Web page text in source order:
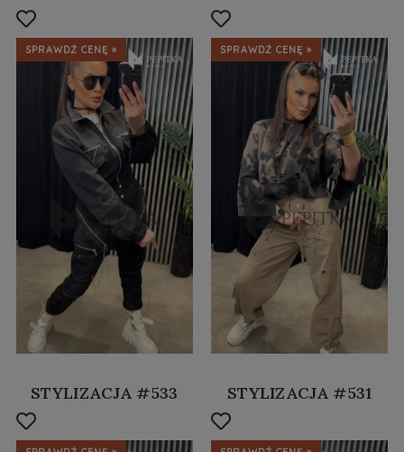
SPRAWDŹ CENĘ » SPRAWDŹ CENĘ »
STYLIZACJA #533 STYLIZACJA #531